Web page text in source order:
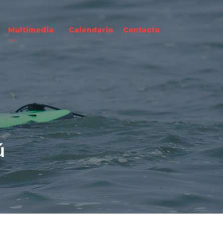
Multimedia Calendario Contacto